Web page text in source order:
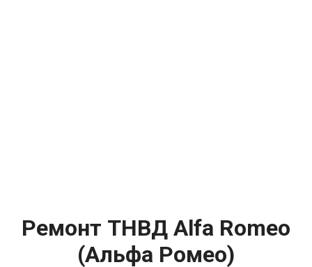
Ремонт ТНВД Alfa Romeo
(Альфа Ромео)